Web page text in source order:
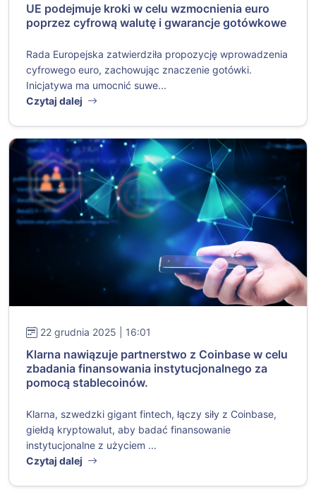
UE podejmuje kroki w celu wzmocnienia euro
poprzez cyfrową walutę i gwarancje gotówkowe
Rada Europejska zatwierdziła propozycję wprowadzenia
cyfrowego euro, zachowując znaczenie gotówki.
Inicjatywa ma umocnić suwe...
Czytaj dalej
22 grudnia 2025 | 16:01
Klarna nawiązuje partnerstwo z Coinbase w celu
zbadania finansowania instytucjonalnego za
pomocą stablecoinów.
Klarna, szwedzki gigant fintech, łączy siły z Coinbase,
giełdą kryptowalut, aby badać finansowanie
instytucjonalne z użyciem ...
Czytaj dalej